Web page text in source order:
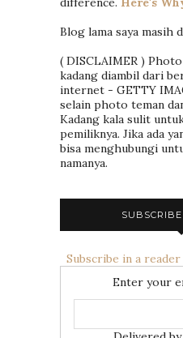
Blog lama saya masih
( DISCLAIMER )
kadang diambil dari
internet - GETTY
selain photo teman
Kadang kala sulit
pemiliknya. Jika ada
bisa menghubungi
namanya.
Subscribe in a reader
Enter your